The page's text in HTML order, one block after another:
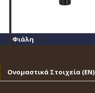
Φιάλη
Ονομαστικά Στοιχεία (EΝ)